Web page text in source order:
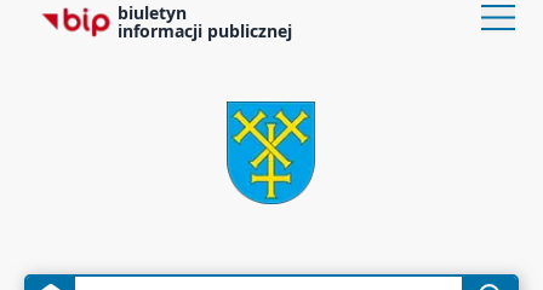
biuletyn
informacji publicznej